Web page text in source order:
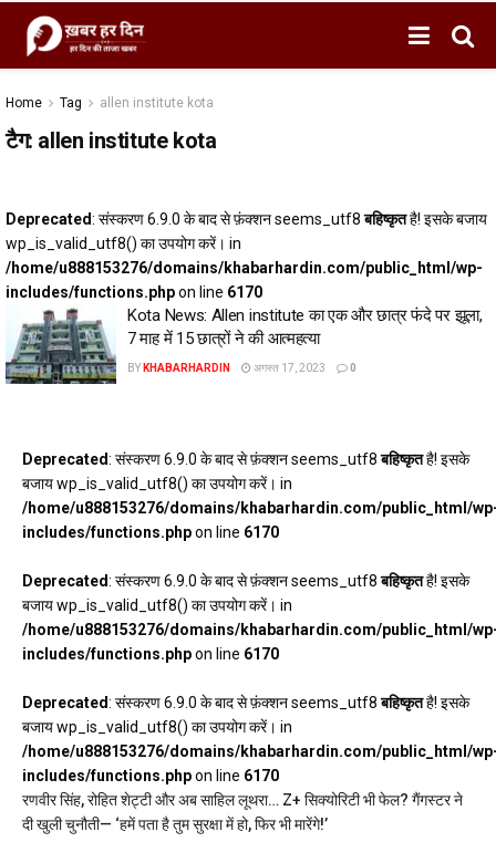
Home Tag allen institute kota
टैग: allen institute kota
Deprecated: संस्करण 6.9.0 के बाद से फ़ंक्शन seems_utf8बहिष्कृतहै! इसके बजाय
wp_is_valid_utf8() का उपयोग करें। in
/home/u888153276/domains/khabarhardin.com/public_html/wp-
includes/functions.phpon line 6170
Kota News: Allen institute का एक और छात्र फंदे पर झूला,
7 माह में 15 छात्रों ने की आत्महत्या
BY KHABARHARDIN अगस्त 17, 2023 0
Deprecated: संस्करण 6.9.0 के बाद से फ़ंक्शन seems_utf8बहिष्कृतहै! इसके
बजाय wp_is_valid_utf8() का उपयोग करें। in
/home/u888153276/domains/khabarhardin.com/public_html/
includes/functions.phpon line 6170
Deprecated: संस्करण 6.9.0 के बाद से फ़ंक्शन seems_utf8बहिष्कृतहै! इसके
बजाय wp_is_valid_utf8() का उपयोग करें। in
/home/u888153276/domains/khabarhardin.com/public_html/
includes/functions.phpon line 6170
Deprecated: संस्करण 6.9.0 के बाद से फ़ंक्शन seems_utf8बहिष्कृतहै! इसके
बजाय wp_is_valid_utf8() का उपयोग करें। in
/home/u888153276/domains/khabarhardin.com/public_html/
includes/functions.phpon line 6170
रणवीर सिंह, रोहित शेट्टी और अब साहिल लूथरा… Z+ सिक्योरिटी भी फेल? गैंगस्टर ने
दी खुली चुनौती— ‘हमें पता है तुम सुरक्षा में हो, फिर भी मारेंगे!’